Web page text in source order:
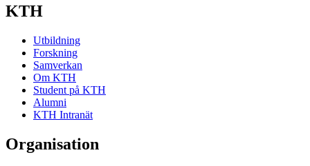
KTH
Utbildning
Forskning
Samverkan
Om KTH
Student på KTH
Alumni
KTH Intranät
Organisation